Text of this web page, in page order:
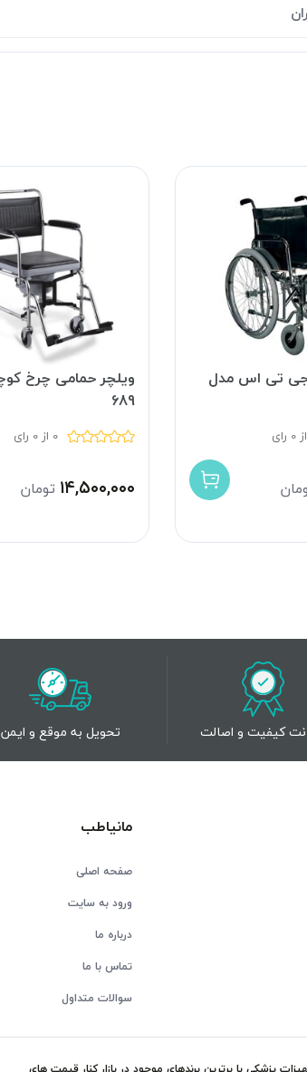
جی تی اس مدل
689
0 از 0 رای
۱۴,۵۰۰,۰۰۰ تومان
کیفیت و اصالت تحویل به موقع و ایمن
مانیاطب
صفحه اصلی
ورود به سایت
درباره ما
تماس با ما
سوالات متداول